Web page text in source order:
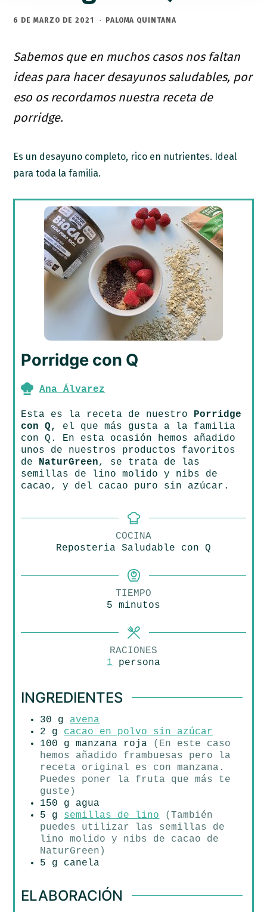
6 DE MARZO DE 2021 · PALOMA QUINTANA
Sabemos que en muchos casos nos faltan
ideas para hacer desayunos saludables, por
eso os recordamos nuestra receta de
porridge.
Es un desayuno completo, rico en nutrientes. Ideal
para toda la familia.
Porridge con Q
Ana Álvarez
Esta es la receta de nuestro
Porridge
con Q, el que más gusta a la familia
con Q. En esta ocasión hemos añadido
unos de nuestros productos favoritos
de
NaturGreen, se trata de las
semillas de lino molido y nibs de
cacao, y del cacao puro sin azúcar.
COCINA
Reposteria Saludable con Q
TIEMPO
5 minutos
minutos
RACIONES
1
persona
INGREDIENTES
30 g
avena
2
g
cacao en polvo sin azúcar
100
g manzana roja
(En este caso
hemos añadido frambuesas pero la
receta original es con manzana.
Puedes poner la fruta que más te
guste)
150
g
agua
5
g semillas de lino
(También
puedes utilizar las semillas de
lino molido y nibs de cacao de
NaturGreen)
5
g canela
ELABORACIÓN